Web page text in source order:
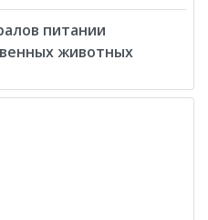
питании
животных